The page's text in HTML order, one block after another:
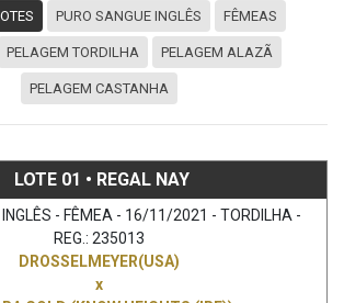
PURO SANGUE INGLÊS FÊMEAS
PELAGEM TORDILHA PELAGEM ALAZÃ
PELAGEM CASTANHA
LOTE 01 • REGAL NAY
INGLÊS - FÊMEA - 16/11/2021 - TORDILHA -
REG.: 235013
DROSSELMEYER(USA)
x